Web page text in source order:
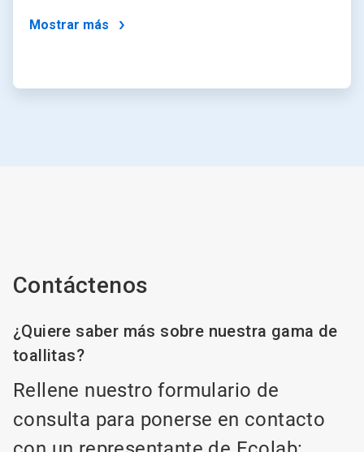
Mostrar más
Contáctenos
¿Quiere saber más sobre nuestra gama de
toallitas?
Rellene nuestro formulario de
consulta para ponerse en contacto